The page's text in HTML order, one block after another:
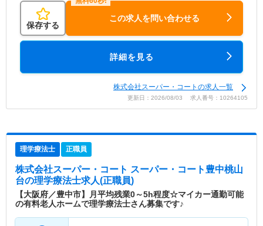
保存する
この求人を問い合わせる
詳細を見る
株式会社スーパー・コートの求人一覧
更新日：2026/08/03 求人番号：10264105
理学療法士 正職員
株式会社スーパー・コート スーパー・コート豊中桃山
台の理学療法士求人(正職員)
【大阪府／豊中市】月平均残業0～5h程度☆マイカー通勤可能
の有料老人ホームで理学療法士さん募集です♪